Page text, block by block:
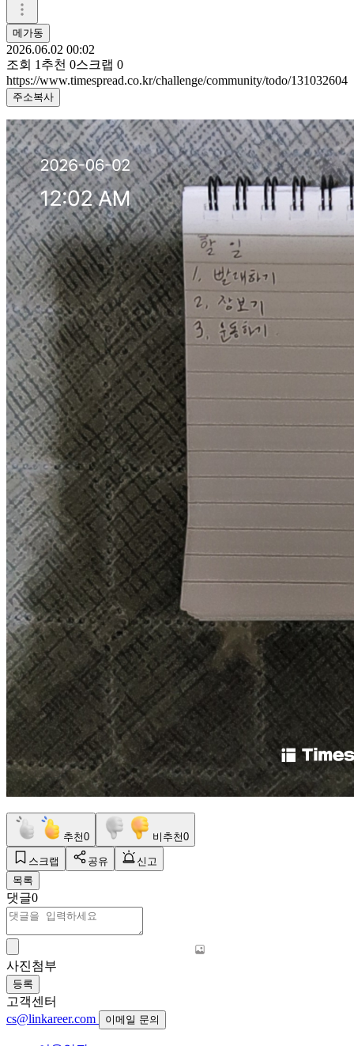
메가동
2026.06.02 00:02
조회 1 추천 0스크랩 0
https://www.timespread.co.kr/challenge/community/todo/131032604
주소복사
추천0 비추천0
스크랩 공유
신고
목록
댓글0
사진첨부
등록
고객센터
cs@linkareer.com
이메일 문의